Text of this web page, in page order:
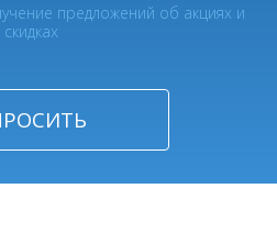
предложений об акциях и
скидках